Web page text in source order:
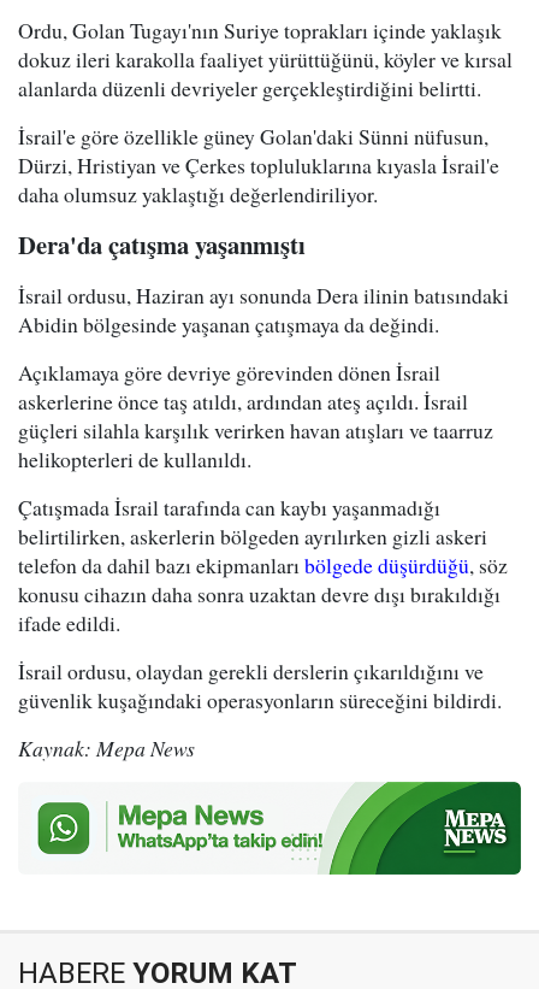
Ordu, Golan Tugayı'nın Suriye toprakları içinde yaklaşık
dokuz ileri karakolla faaliyet yürüttüğünü, köyler ve kırsal
alanlarda düzenli devriyeler gerçekleştirdiğini belirtti.
İsrail'e göre özellikle güney Golan'daki Sünni nüfusun,
Dürzi, Hristiyan ve Çerkes topluluklarına kıyasla İsrail'e
daha olumsuz yaklaştığı değerlendiriliyor.
Dera'da çatışma yaşanmıştı
İsrail ordusu, Haziran ayı sonunda Dera ilinin batısındaki
Abidin bölgesinde yaşanan çatışmaya da değindi.
Açıklamaya göre devriye görevinden dönen İsrail
askerlerine önce taş atıldı, ardından ateş açıldı. İsrail
güçleri silahla karşılık verirken havan atışları ve taarruz
helikopterleri de kullanıldı.
Çatışmada İsrail tarafında can kaybı yaşanmadığı
belirtilirken, askerlerin bölgeden ayrılırken gizli askeri
telefon da dahil bazı ekipmanlarıbölgede düşürdüğü, söz
konusu cihazın daha sonra uzaktan devre dışı bırakıldığı
ifade edildi.
İsrail ordusu, olaydan gerekli derslerin çıkarıldığını ve
güvenlik kuşağındaki operasyonların süreceğini bildirdi.
Kaynak: Mepa News
HABERE YORUM KAT